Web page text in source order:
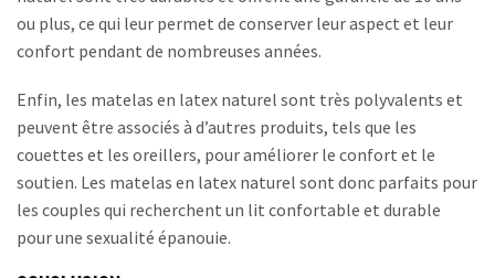
ou plus, ce qui leur permet de conserver leur aspect et leur
confort pendant de nombreuses années.
Enfin, les matelas en latex naturel sont très polyvalents et
peuvent être associés à d’autres produits, tels que les
couettes et les oreillers, pour améliorer le confort et le
soutien. Les matelas en latex naturel sont donc parfaits pour
les couples qui recherchent un lit confortable et durable
pour une sexualité épanouie.